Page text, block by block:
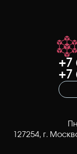
+7
+7
127254, г.